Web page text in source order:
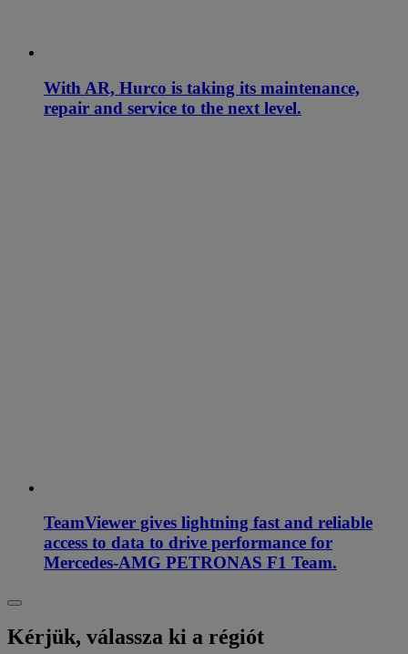
With AR, Hurco is taking its maintenance,
repair and service to the next level.
TeamViewer gives lightning fast and reliable
access to data to drive performance for
Mercedes-AMG PETRONAS F1 Team.
Kérjük, válassza ki a régiót